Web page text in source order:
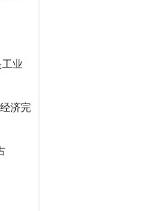
业
济完